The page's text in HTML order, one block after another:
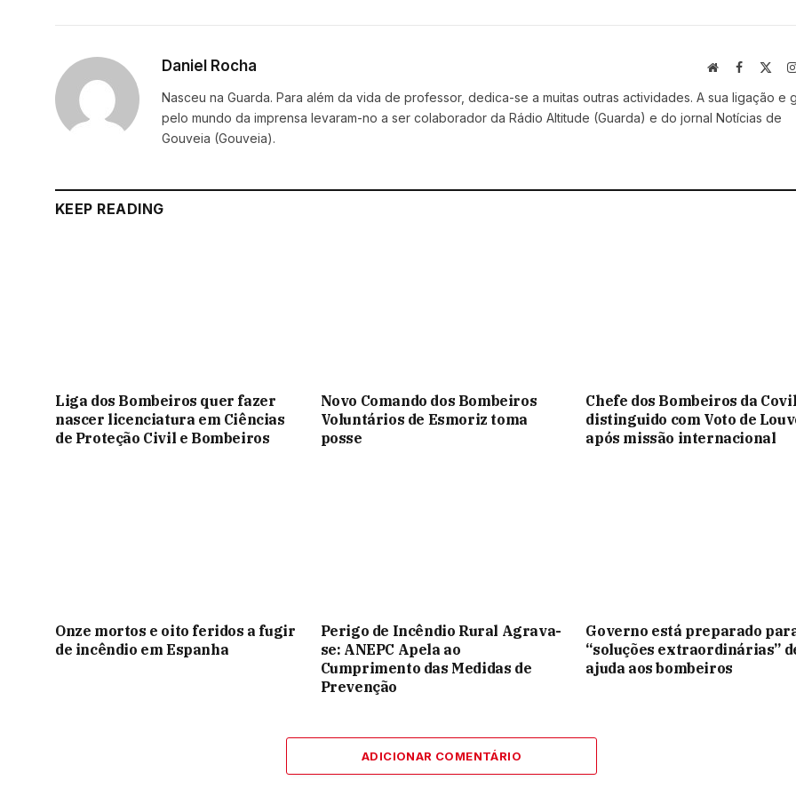
Daniel Rocha WebsiteFacebook
Nasceu na Guarda. Para além da vida de professor, dedica-se a muitas outras actividades. A sua ligação e
pelo mundo da imprensa levaram-no a ser colaborador da Rádio Altitude (Guarda) e do jornal Notícias de
Gouveia (Gouveia).
KEEP READING
Liga dos Bombeiros quer fazer
nascer licenciatura em Ciências
de Proteção Civil e Bombeiros
Novo Comando dos Bombeiros
Voluntários de Esmoriz toma
posse
Chefe dos Bombeiros da
distinguido com Voto de
após missão internacional
Onze mortos e oito feridos a fugir
de incêndio em Espanha
Perigo de Incêndio Rural Agrava-
se: ANEPC Apela ao
Cumprimento das Medidas de
Prevenção
Governo está preparado
“soluções extraordinárias”
ajuda aos bombeiros
ADICIONAR COMENTÁRIO